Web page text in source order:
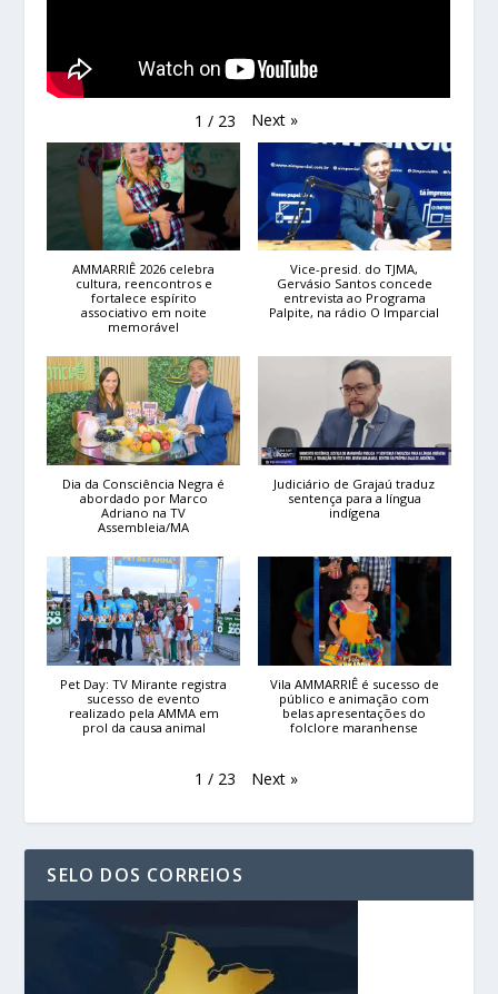
1 / 23 Next »
AMMARRIÊ 2026 celebra
cultura, reencontros e
fortalece espírito
associativo em noite
memorável
Vice-presid. do TJMA,
Gervásio Santos concede
entrevista ao Programa
Palpite, na rádio O Imparcial
Dia da Consciência Negra é
abordado por Marco
Adriano na TV
Assembleia/MA
Judiciário de Grajaú traduz
sentença para a língua
indígena
Pet Day: TV Mirante registra
sucesso de evento
realizado pela AMMA em
prol da causa animal
Vila AMMARRIÊ é sucesso de
público e animação com
belas apresentações do
folclore maranhense
1 / 23 Next »
SELO DOS CORREIOS